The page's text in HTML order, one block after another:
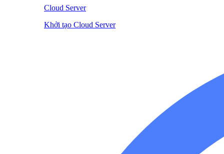
Cloud Server
Khởi tạo Cloud Server